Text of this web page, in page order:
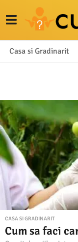
Casa si Gradinarit
c
u
m
s
a
.
r
o
-
CASA SI GRADINARIT
Cum sa faci